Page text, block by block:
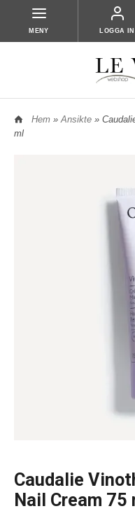
MENY LOGGA IN
Hem » Ansikte »
ml
Caudalie
Nail Cream 75